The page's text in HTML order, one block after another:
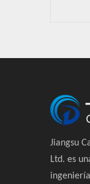
Jiangsu
Ltd. es